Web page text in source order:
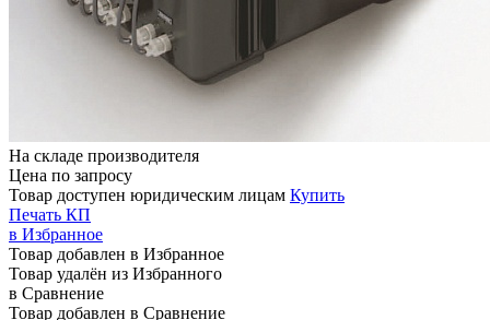
На складе производителя
Цена по запросу
Товар доступен юридическим лицам Купить
Печать КП
в Избранное
Товар добавлен в Избранное
Товар удалён из Избранного
в Сравнение
Товар добавлен в Сравнение